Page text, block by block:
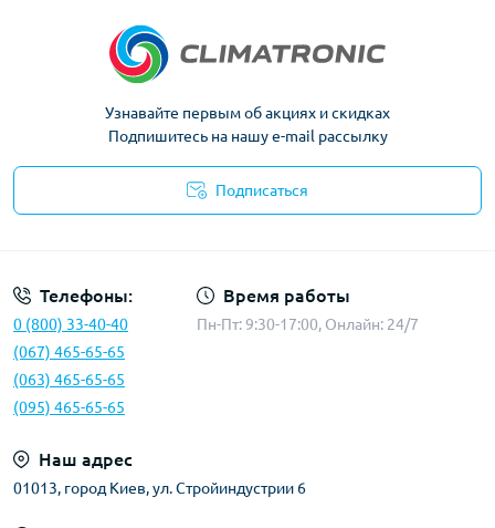
Узнавайте первым об акциях и скидках
Подпишитесь на нашу e-mail рассылку
Подписаться
Телефоны:
0 (800) 33-40-40
(067) 465-65-65
(063) 465-65-65
(095) 465-65-65
Время работы
Пн-Пт: 9:30-17:00, Онлайн: 24/7
Наш адрес
01013, город Киев, ул. Стройиндустрии 6